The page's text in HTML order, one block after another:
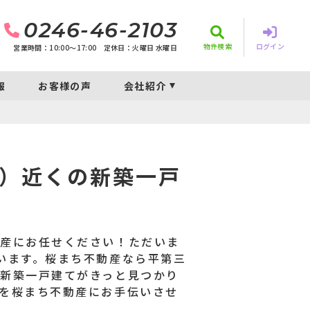
0246-46-2103
営業時間：10:00〜17:00 定休日：火曜日 水曜日 物件検索 ログイン
お客様の声 会社紹介
近くの新築一戸
にお任せください！ただいま
す。桜まち不動産なら平第三
築一戸建てがきっと見つかり
桜まち不動産にお手伝いさせ